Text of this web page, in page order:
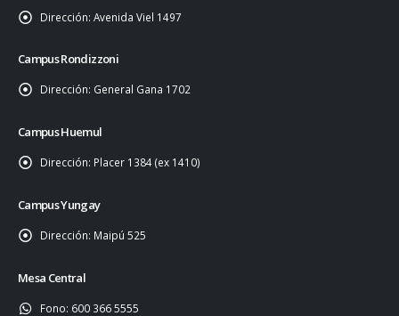
Dirección: Avenida Viel 1497
Campus Rondizzoni
Dirección: General Gana 1702
Campus Huemul
Dirección: Placer 1384 (ex 1410)
Campus Yungay
Dirección: Maipú 525
Mesa Central
Fono: 600 366 5555